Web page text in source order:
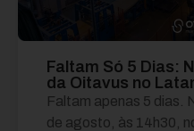
Faltam Só 5 Dias:
da Oitavus no
Faltam apenas 5 dias.
de agosto, às 14h30,